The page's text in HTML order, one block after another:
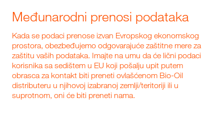
Međunarodni prenosi podataka
Kada se podaci prenose izvan Evropskog ekonomskog
prostora, obezbeđujemo odgovarajuće zaštitne mere za
zaštitu vaših podataka. Imajte na umu da će lični podaci
korisnika sa sedištem u EU koji pošalju upit putem
obrasca za kontakt biti preneti ovlašćenom Bio‑Oil
distributeru u njihovoj izabranoj zemlji/teritoriji ili u
suprotnom, oni će biti preneti nama.